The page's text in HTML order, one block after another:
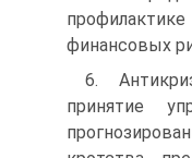
финансовых
6.
принятие